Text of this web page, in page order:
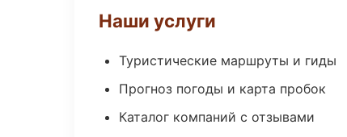
Наши услуги
Туристические маршруты и гиды
Прогноз погоды и карта пробок
Каталог компаний с отзывами